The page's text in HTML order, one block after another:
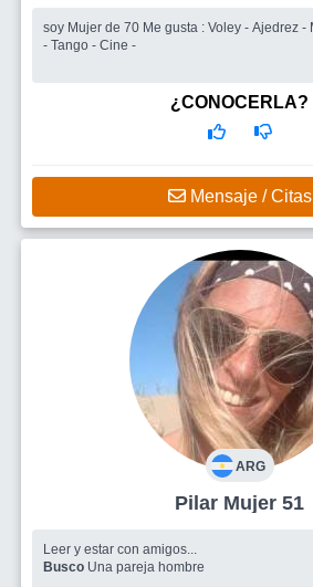
soy Mujer de 70 Me gusta : Voley - Ajedrez - Musica internacional
- Tango - Cine -
¿CONOCERLA?
Mensaje / Citas
ARG
Pilar Mujer 51
Leer y estar con amigos...
Busco Una pareja hombre